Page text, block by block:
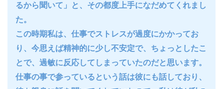
るから聞いて」と、その都度上手になだめてくれまし
た。
この時期私は、仕事でストレスが過度にかかってお
り、今思えば精神的に少し不安定で、ちょっとしたこ
とで、過敏に反応してしまっていたのだと思います。
仕事の事で参っているという話は彼にも話しており、